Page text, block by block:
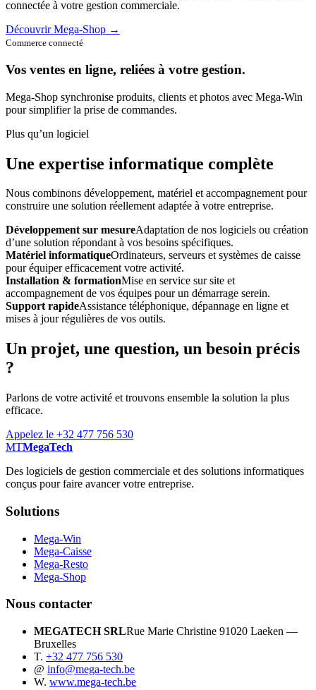
connectée à votre gestion commerciale.
Découvrir Mega-Shop →
Commerce connecté
Vos ventes en ligne, reliées à votre gestion.
Mega-Shop synchronise produits, clients et photos avec Mega-Win
pour simplifier la prise de commandes.
Plus qu’un logiciel
Une expertise informatique complète
Nous combinons développement, matériel et accompagnement pour
construire une solution réellement adaptée à votre entreprise.
Développement sur mesureAdaptation de nos logiciels ou création
d’une solution répondant à vos besoins spécifiques.
Matériel informatiqueOrdinateurs, serveurs et systèmes de caisse
pour équiper efficacement votre activité.
Installation & formationMise en service sur site et
accompagnement de vos équipes pour un démarrage serein.
Support rapideAssistance téléphonique, dépannage en ligne et
mises à jour régulières de vos outils.
Un projet, une question, un besoin précis
?
Parlons de votre activité et trouvons ensemble la solution la plus
efficace.
Appelez le +32 477 756 530
MTMegaTech
Des logiciels de gestion commerciale et des solutions informatiques
conçus pour faire avancer votre entreprise.
Solutions
Mega-Win
Mega-Caisse
Mega-Resto
Mega-Shop
Nous contacter
MEGATECH SRLRue Marie Christine 91020 Laeken —
Bruxelles
T. +32 477 756 530
@ info@mega-tech.be
W. www.mega-tech.be